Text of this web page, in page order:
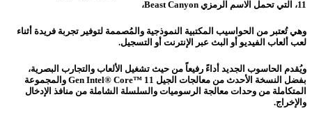
11، التي تحمل الاسم الرمزي Beast Canyon،
وهي تُعتبر من الحواسيب المكتبية النموذجية والمُصممة لتوفير تجربة فريدة أثناء
لعب ألعاب الفيديو أو البث عبر الإنترنت أو التسجيل.
ويُقدم الحاسوب الجديد أداءً رفيعاً من حيث تشغيل الألعاب والتجارب البصرية،
بفضل النسخة الأحدث من معالجات الجيل 11 ™Gen Intel® Core والمجموعة
المتكاملة من وحدات معالجة الرسوميات والسلسلة الشاملة من منافذ الإدخال
والإخراج.